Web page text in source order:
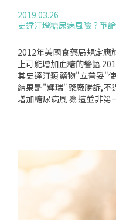
流失的方法是在飯後走下
力對你產生的拉力比走上
示,走下坡路的簡單方法就
幅度的設定功能,建議可行
側的底部,讓它傾斜.Borer
多少運動量才可以彌補多
來這個方法將可幫助這些
2019.03.26
史達汀增糖尿病風險？爭論
2012年美國食藥局規定
上可能增加血糖的警語
其史達汀類藥物"立普妥"
結果是"輝瑞"藥廠勝訴,不
增加糖尿病風險.這並非第
一項荷蘭的研究指出史達
以觀察史達汀類藥物是否
於從未服用過史達汀類
的"空腹血清胰島素"空
標."和"胰島素阻抗"胰島
不足的現象,亦即這些細
產生反應,這是引發糖尿